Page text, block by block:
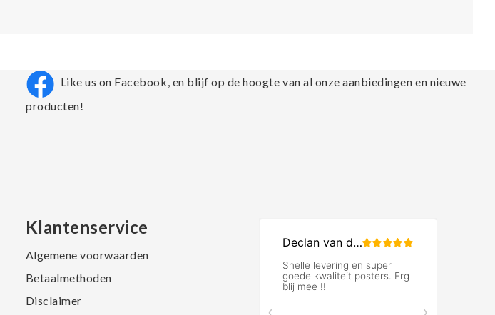
Like us on Facebook, en blijf op de hoogte van al onze aanbiedingen en nieuwe
producten!
Klantenservice
Algemene voorwaarden
Betaalmethoden
Disclaimer